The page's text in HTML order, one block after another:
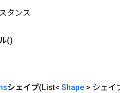
タンス
()
シェイプ(List< Shape > シェイ